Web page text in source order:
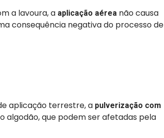
a lavoura, aaplicação aéreanão causa
consequência negativa do processo de
aplicação terrestre, a pulverização com
algodão, que podem ser afetadas pela